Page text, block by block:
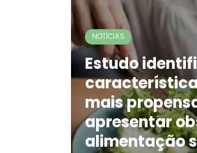
NOTÍCIAS
Estudo
mais
apresentar
alimentação